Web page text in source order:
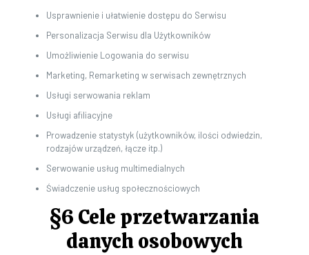
Usprawnienie i ułatwienie dostępu do Serwisu
Personalizacja Serwisu dla Użytkowników
Umożliwienie Logowania do serwisu
Marketing, Remarketing w serwisach zewnętrznych
Usługi serwowania reklam
Usługi afiliacyjne
Prowadzenie statystyk (użytkowników, ilości odwiedzin,
rodzajów urządzeń, łącze itp.)
Serwowanie usług multimedialnych
Świadczenie usług społecznościowych
§6 Cele przetwarzania
danych osobowych